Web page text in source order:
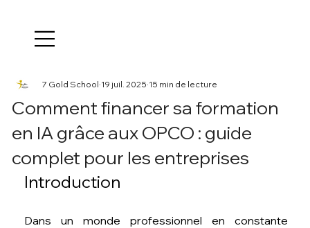
Comment financer sa formation
en IA grâce aux OPCO : guide
complet pour les entreprises
7 Gold School 19 juil. 2025 15 min de lecture
Introduction
Dans un monde professionnel en constante